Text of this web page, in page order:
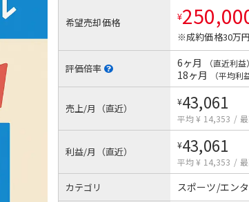
希望売却価格 ¥
※成約価格30万
評価倍率 6ヶ月 （直近利益）
18ヶ月 （平均利
売上/月（直近）
¥43,061
平均 ¥ 14,353 /
利益/月（直近）
¥43,061
平均 ¥ 14,353 /
カテゴリ スポーツ/エン